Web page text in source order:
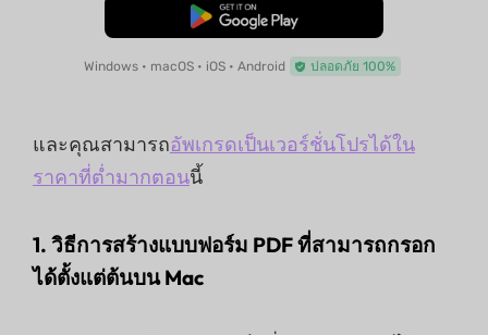
ดาวน์โหลดฟรี
Windows • macOS • iOS • Android ปลอดภัย 100%
และคุณสามารถอัพเกรดเป็นเวอร์ชั่นโปรได้ใน
ราคาที่ต่ำมากตอนนี้
1. วิธีการสร้างแบบฟอร์ม PDF ที่สามารถกรอก
ได้ตั้งแต่ต้นบน Mac